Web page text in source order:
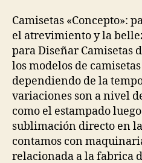
Camisetas «Concepto»:
el atrevimiento y la
para Diseñar Camisetas
los modelos de
dependiendo de la
variaciones son a nivel
como el estampado
sublimación directo en
contamos con
relacionada a la fabrica